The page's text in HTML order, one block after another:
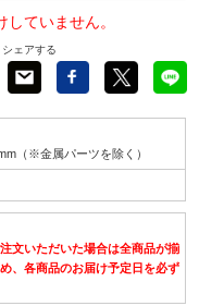
ていません。
シェアする
（※金属パーツを除く）
文いただいた場合は全商品が揃
、各商品のお届け予定日を必ず